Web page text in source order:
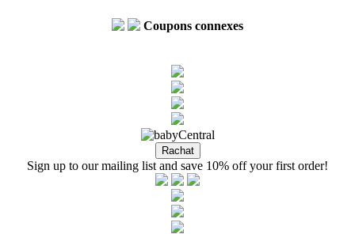
Coupons connexes
Sign up to our mailing list and save 10% off your first order!